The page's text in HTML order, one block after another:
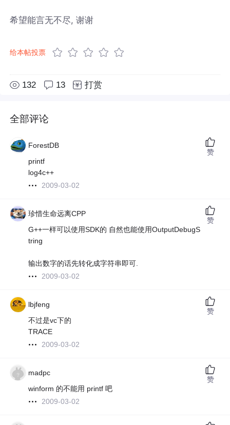
希望能言无不尽, 谢谢
给本帖投票
132 13 打赏
全部评论
ForestDB
printf
log4c++
2009-03-02
赞
珍惜生命远离CPP
G++一样可以使用SDK的 自然也能使用OutputDebugS
tring
输出数字的话先转化成字符串即可.
2009-03-02
赞
lbjfeng
不过是vc下的
TRACE
2009-03-02
赞
madpc
winform 的不能用 printf 吧
2009-03-02
赞